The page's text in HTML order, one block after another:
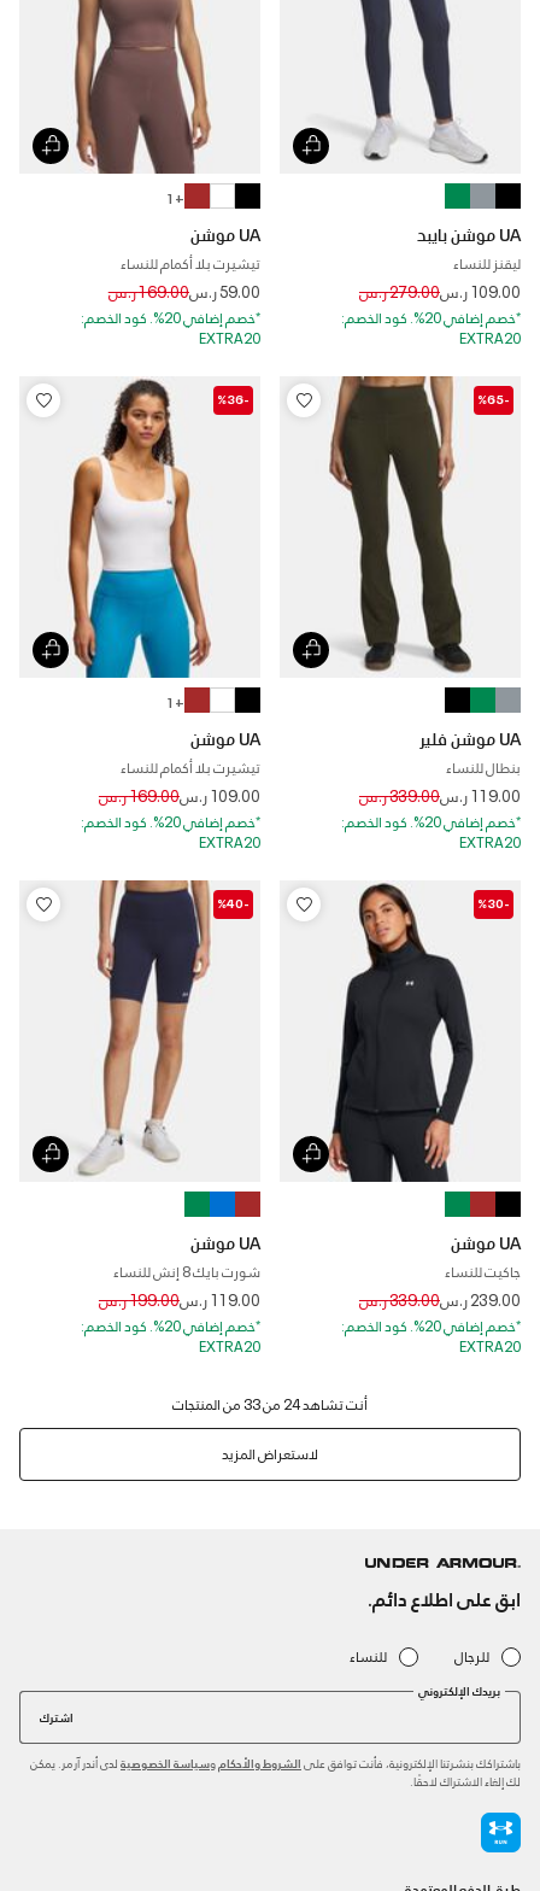
UA موشن بايبد
ليقنز للنساء
109.00 ر.س Price reduced from
279.00 ر.س to
*خصم إضافي 20%. كود الخصم:
EXTRA20
+ 1
UA موشن
تيشيرت بلا أكمام للنساء
59.00 ر.س Price reduced from
169.00 ر.س to
*خصم إضافي 20%. كود الخصم:
EXTRA20
-%65
UA موشن فلير
بنطال للنساء
119.00 ر.س Price reduced from
339.00 ر.س to
*خصم إضافي 20%. كود الخصم:
EXTRA20
-%36
+ 1
UA موشن
تيشيرت بلا أكمام للنساء
109.00 ر.س Price reduced from
169.00 ر.س to
*خصم إضافي 20%. كود الخصم:
EXTRA20
-%30
UA موشن
جاكيت للنساء
239.00 ر.س Price reduced from
339.00 ر.س to
*خصم إضافي 20%. كود الخصم:
EXTRA20
-%40
UA موشن
شورت بايك 8 إنش للنساء
119.00 ر.س Price reduced from
199.00 ر.س to
*خصم إضافي 20%. كود الخصم:
EXTRA20
لاستعراض المزيد
ابق على اطلاع دائم.
للرجال للنساء
بريدك الإلكتروني
اشترك
باشتراكك بنشرتنا الإلكترونية، فأنت توافق على الشروط والأحكام وسياسة الخصوصية لدى أندر آرمر. يمكن
لك إلغاء الاشتراك لاحقًا.